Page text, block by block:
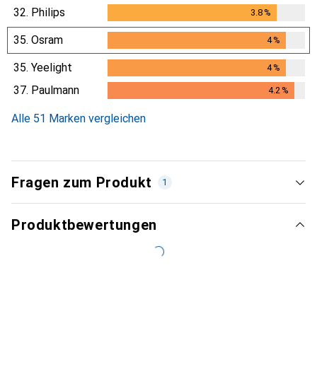
3.8%
32. Philips 3.8%
3.8%
35. Osram 4%
4%
35. Yeelight 4%
4%
37. Paulmann 4.2 %
Alle 51 Marken vergleichen
Fragen zum Produkt 1
Produktbewertungen